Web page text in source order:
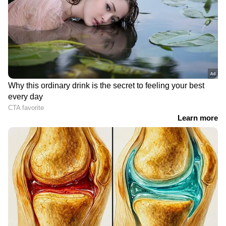
DOWNLOAD APP
RECOMMENDED STORIES